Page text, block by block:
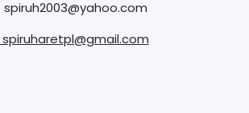
spiruh2003@yahoo.com
spiruharetpl@gmail.com